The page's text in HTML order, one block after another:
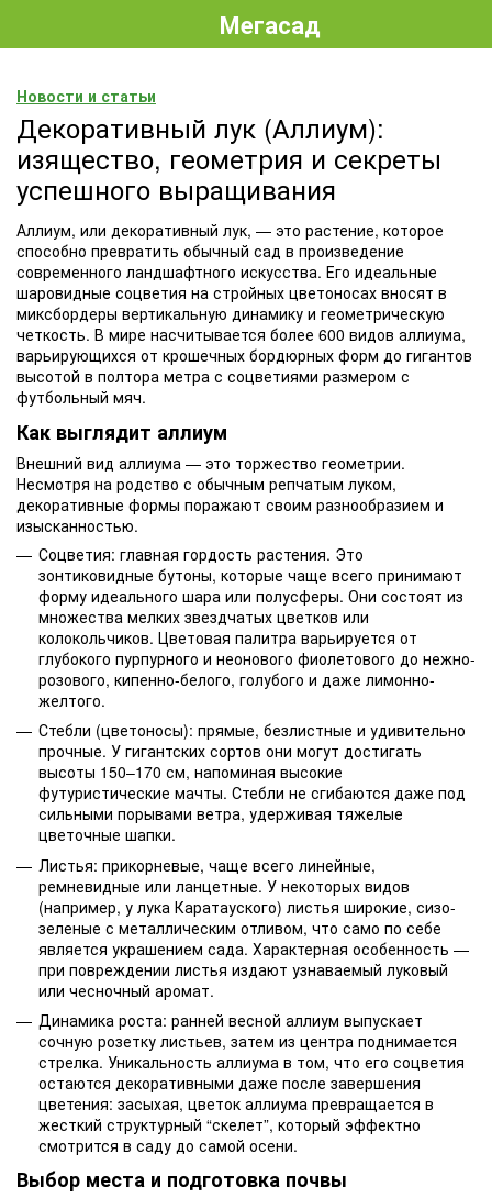
Мегасад
Новости и статьи
Декоративный лук (Аллиум):
изящество, геометрия и секреты
успешного выращивания
Аллиум, или декоративный лук, — это растение, которое
способно превратить обычный сад в произведение
современного ландшафтного искусства. Его идеальные
шаровидные соцветия на стройных цветоносах вносят в
миксбордеры вертикальную динамику и геометрическую
четкость. В мире насчитывается более 600 видов аллиума,
варьирующихся от крошечных бордюрных форм до гигантов
высотой в полтора метра с соцветиями размером с
футбольный мяч.
Как выглядит аллиум
Внешний вид аллиума — это торжество геометрии.
Несмотря на родство с обычным репчатым луком,
декоративные формы поражают своим разнообразием и
изысканностью.
Соцветия: главная гордость растения. Это
зонтиковидные бутоны, которые чаще всего принимают
форму идеального шара или полусферы. Они состоят из
множества мелких звездчатых цветков или
колокольчиков. Цветовая палитра варьируется от
глубокого пурпурного и неонового фиолетового до нежно-
розового, кипенно-белого, голубого и даже лимонно-
желтого.
Стебли (цветоносы): прямые, безлистные и удивительно
прочные. У гигантских сортов они могут достигать
высоты 150–170 см, напоминая высокие
футуристические мачты. Стебли не сгибаются даже под
сильными порывами ветра, удерживая тяжелые
цветочные шапки.
Листья: прикорневые, чаще всего линейные,
ремневидные или ланцетные. У некоторых видов
(например, у лука Каратауского) листья широкие, сизо-
зеленые с металлическим отливом, что само по себе
является украшением сада. Характерная особенность —
при повреждении листья издают узнаваемый луковый
или чесночный аромат.
Динамика роста: ранней весной аллиум выпускает
сочную розетку листьев, затем из центра поднимается
стрелка. Уникальность аллиума в том, что его соцветия
остаются декоративными даже после завершения
цветения: засыхая, цветок аллиума превращается в
жесткий структурный “скелет”, который эффектно
смотрится в саду до самой осени.
Выбор места и подготовка почвы